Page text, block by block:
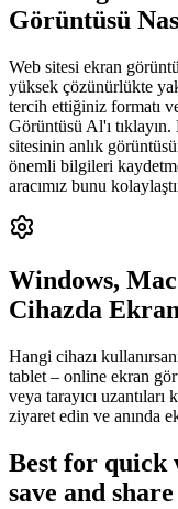
Görüntüsü
Web sitesi ekran
yüksek çözünürlükte
tercih ettiğiniz formatı
Görüntüsü Al'ı
sitesinin anlık
önemli bilgileri
aracımız bunu
Windows,
Cihazda
Hangi cihazı
tablet – online ekran
veya tarayıcı
ziyaret edin ve anında
Best for quick
save and share